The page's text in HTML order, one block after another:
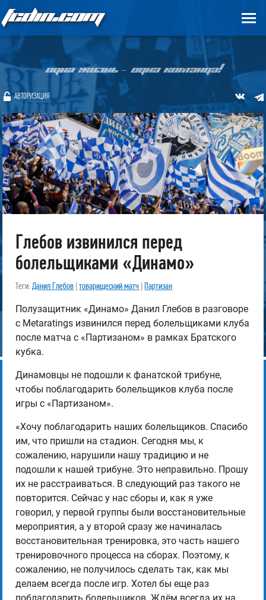
FCDIN.COM
ОДНА ЖИЗНЬ – ОДНА КОМАНДА!
АВТОРИЗАЦИЯ
Глебов извинился перед
болельщиками «Динамо»
Теги:Данил Глебов |товарищеский матч |Партизан
Полузащитник «Динамо» Данил Глебов в разговоре
с Metaratings извинился перед болельщиками клуба
после матча с «Партизаном» в рамках Братского
кубка.
Динамовцы не подошли к фанатской трибуне,
чтобы поблагодарить болельщиков клуба после
игры с «Партизаном».
«Хочу поблагодарить наших болельщиков. Спасибо
им, что пришли на стадион. Сегодня мы, к
сожалению, нарушили нашу традицию и не
подошли к нашей трибуне. Это неправильно. Прошу
их не расстраиваться. В следующий раз такого не
повторится. Сейчас у нас сборы и, как я уже
говорил, у первой группы были восстановительные
мероприятия, а у второй сразу же начиналась
восстановительная тренировка, это часть нашего
тренировочного процесса на сборах. Поэтому, к
сожалению, не получилось сделать так, как мы
делаем всегда после игр. Хотел бы еще раз